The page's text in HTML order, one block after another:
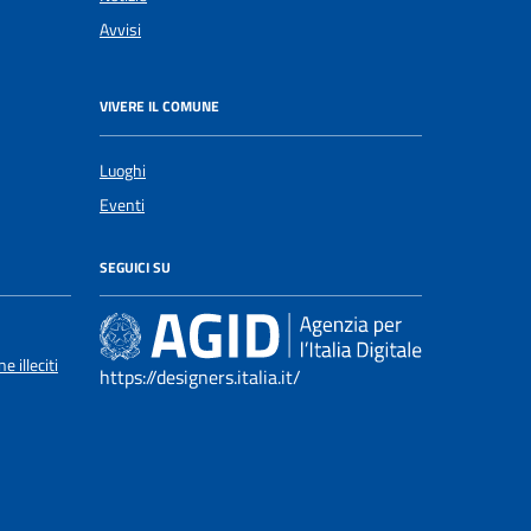
Avvisi
VIVERE IL COMUNE
Luoghi
Eventi
illeciti
SEGUICI SU
https://designers.italia.it/